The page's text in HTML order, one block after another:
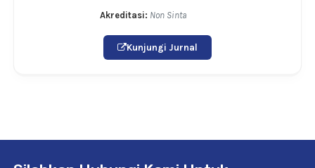
Akreditasi: Non Sinta
Kunjungi Jurnal